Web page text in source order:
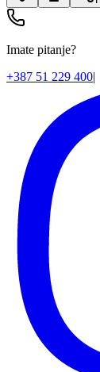
Imate pitanje?
+387 51 229 400|